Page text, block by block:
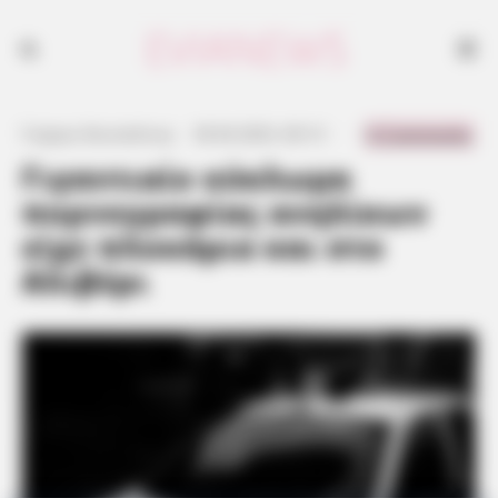
Γιγαντιαίο κύκλωμα
πορνογραφίας ανηλίκων
είχε πλοκάμια και στο
Αλιβέρι